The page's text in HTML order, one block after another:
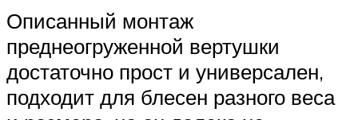
Описанный монтаж
преднеогруженной вертушки
достаточно прост и универсален,
подходит для блесен разного веса